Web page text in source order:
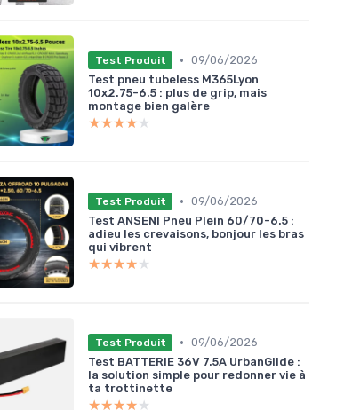
Test Produit • 09/06/2026
Test pneu tubeless M365Lyon
10x2.75-6.5 : plus de grip, mais
montage bien galère
★★★★★
★★★★★
Test Produit • 09/06/2026
Test ANSENI Pneu Plein 60/70-6.5 :
adieu les crevaisons, bonjour les bras
qui vibrent
★★★★★
★★★★★
Test Produit • 09/06/2026
Test BATTERIE 36V 7.5A UrbanGlide :
la solution simple pour redonner vie à
ta trottinette
★★★★★
★★★★★